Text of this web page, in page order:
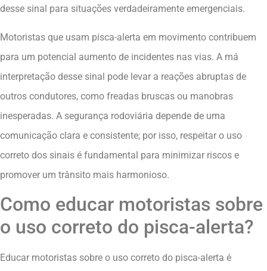
desse sinal para situações verdadeiramente emergenciais.
Motoristas que usam pisca-alerta em movimento contribuem
para um potencial aumento de incidentes nas vias. A má
interpretação desse sinal pode levar a reações abruptas de
outros condutores, como freadas bruscas ou manobras
inesperadas. A segurança rodoviária depende de uma
comunicação clara e consistente; por isso, respeitar o uso
correto dos sinais é fundamental para minimizar riscos e
promover um trânsito mais harmonioso.
Como educar motoristas sobre
o uso correto do pisca-alerta?
Educar motoristas sobre o uso correto do pisca-alerta é